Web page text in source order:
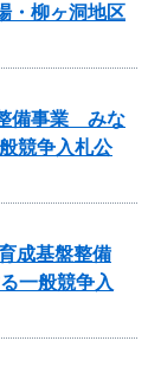
・柳ヶ洞地区
備事業 みな
競争入札公
成基盤整備
一般競争入